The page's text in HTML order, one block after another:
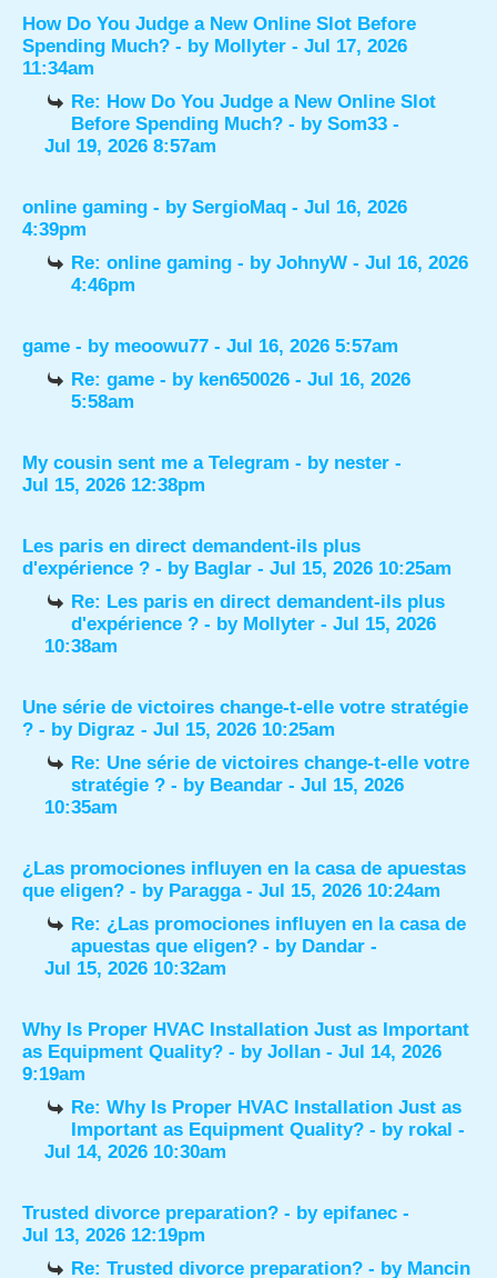
How Do You Judge a New Online Slot Before
Spending Much? - by Mollyter - Jul 17, 2026
11:34am
Re: How Do You Judge a New Online Slot
Before Spending Much? - bySom33 -
Jul 19, 2026 8:57am
online gaming - by SergioMaq - Jul 16, 2026
4:39pm
Re: online gaming - byJohnyW - Jul 16, 2026
4:46pm
game - by meoowu77 - Jul 16, 2026 5:57am
Re: game - by ken650026 - Jul 16, 2026
5:58am
My cousin sent me a Telegram - by nester -
Jul 15, 2026 12:38pm
Les paris en direct demandent-ils plus
d'expérience ? - by Baglar - Jul 15, 2026 10:25am
Re: Les paris en direct demandent-ils plus
d'expérience ? - by Mollyter - Jul 15, 2026
10:38am
Une série de victoires change-t-elle votre stratégie
? - by Digraz - Jul 15, 2026 10:25am
Re: Une série de victoires change-t-elle votre
stratégie ? - by Beandar - Jul 15, 2026
10:35am
¿Las promociones influyen en la casa de apuestas
que eligen? - by Paragga- Jul 15, 2026 10:24am
Re: ¿Las promociones influyen en la casa de
apuestas que eligen? - by Dandar -
Jul 15, 2026 10:32am
Why Is Proper HVAC Installation Just as Important
as Equipment Quality? - by Jollan - Jul 14, 2026
9:19am
Re: Why Is Proper HVAC Installation Just as
Important as Equipment Quality? - by rokal -
Jul 14, 2026 10:30am
Trusted divorce preparation? - by epifanec -
Jul 13, 2026 12:19pm
Re: Trusted divorce preparation? - by Mancin